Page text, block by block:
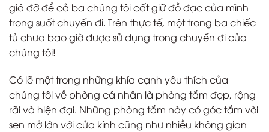
giá đỡ để cả ba chúng tôi cất giữ đồ đạc của mình
trong suốt chuyến đi. Trên thực tế, một trong ba chiếc
tủ chưa bao giờ được sử dụng trong chuyến đi của
chúng tôi!
Có lẽ một trong những khía cạnh yêu thích của
chúng tôi về phòng cá nhân là phòng tắm đẹp, rộng
rãi và hiện đại. Những phòng tắm này có góc tắm vòi
sen mở lớn với cửa kính cũng như nhiều không gian